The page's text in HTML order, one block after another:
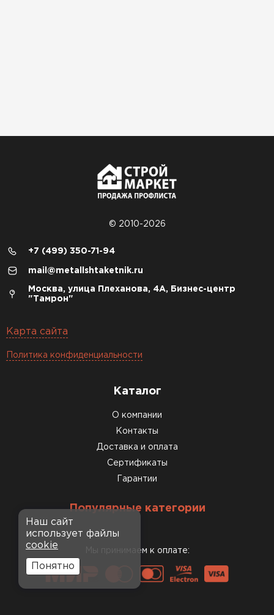
© 2010-2026
+7 (499) 350-71-94
mail@metallshtaketnik.ru
Москва, улица Плеханова, 4А, Бизнес-центр
"Тамрон"
Карта сайта
Политика конфиденциальности
Каталог
О компании
Контакты
Доставка и оплата
Сертификаты
Гарантии
Популярные категории
Мы принимаем к оплате:
Наш сайт
использует файлы
cookie
Понятно